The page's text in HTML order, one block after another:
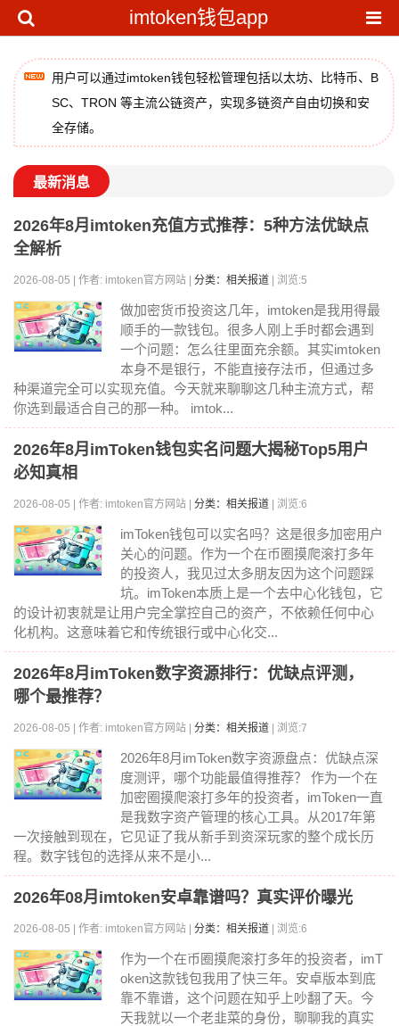
imtoken钱包app
用户可以通过imtoken钱包轻松管理包括以太坊、比特币、B
SC、TRON 等主流公链资产，实现多链资产自由切换和安
全存储。
最新消息
2026年8月imtoken充值方式推荐：5种方法优缺点
全解析
2026-08-05 | 作者: imtoken官方网站 | 分类：相关报道 | 浏览:5
做加密货币投资这几年，imtoken是我用得最
顺手的一款钱包。很多人刚上手时都会遇到
一个问题：怎么往里面充余额。其实imtoken
本身不是银行，不能直接存法币，但通过多
种渠道完全可以实现充值。今天就来聊聊这几种主流方式，帮
你选到最适合自己的那一种。 imtok...
2026年8月imToken钱包实名问题大揭秘Top5用户
必知真相
2026-08-05 | 作者: imtoken官方网站 | 分类：相关报道 | 浏览:6
imToken钱包可以实名吗？这是很多加密用户
关心的问题。作为一个在币圈摸爬滚打多年
的投资人，我见过太多朋友因为这个问题踩
坑。imToken本质上是一个去中心化钱包，它
的设计初衷就是让用户完全掌控自己的资产，不依赖任何中心
化机构。这意味着它和传统银行或中心化交...
2026年8月imToken数字资源排行：优缺点评测，
哪个最推荐？
2026-08-05 | 作者: imtoken官方网站 | 分类：相关报道 | 浏览:7
2026年8月imToken数字资源盘点：优缺点深
度测评，哪个功能最值得推荐？ 作为一个在
加密圈摸爬滚打多年的投资者，imToken一直
是我数字资产管理的核心工具。从2017年第
一次接触到现在，它见证了我从新手到资深玩家的整个成长历
程。数字钱包的选择从来不是小...
2026年08月imtoken安卓靠谱吗？真实评价曝光
2026-08-05 | 作者: imtoken官方网站 | 分类：相关报道 | 浏览:6
作为一个在币圈摸爬滚打多年的投资者，imT
oken这款钱包我用了快三年。安卓版本到底
靠不靠谱，这个问题在知乎上吵翻了天。今
天我就以一个老韭菜的身份，聊聊我的真实